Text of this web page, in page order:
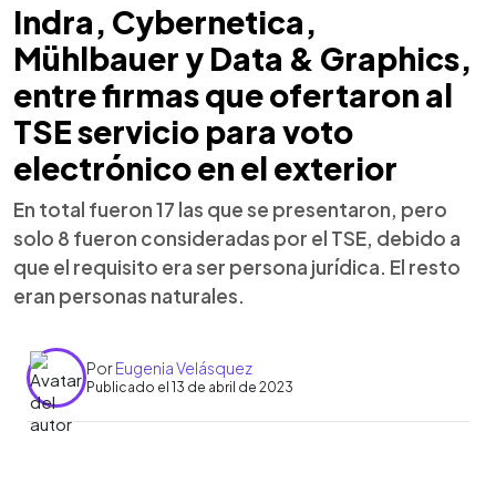
Indra, Cybernetica,
Mühlbauer y Data & Graphics,
entre firmas que ofertaron al
TSE servicio para voto
electrónico en el exterior
En total fueron 17 las que se presentaron, pero
solo 8 fueron consideradas por el TSE, debido a
que el requisito era ser persona jurídica. El resto
eran personas naturales.
PorEugenia Velásquez
Publicado el 13 de abril de 2023